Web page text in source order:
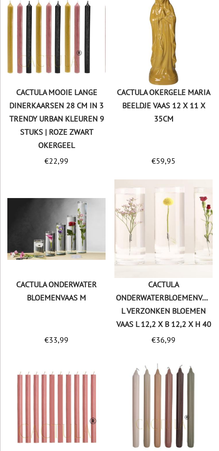
CACTULA MOOIE LANGE
DINERKAARSEN 28 CM IN 3
TRENDY URBAN KLEUREN 9
STUKS | ROZE ZWART
OKERGEEL
€22,99
CACTULA OKERGELE MARIA
BEELDJE VAAS 12 X 11 X
35CM
€59,95
CACTULA ONDERWATER
BLOEMENVAAS M
€33,99
CACTULA
ONDERWATERBLOEMENVAAS
L VERZONKEN BLOEMEN
VAAS L 12,2 X B 12,2 X H 40
€36,99